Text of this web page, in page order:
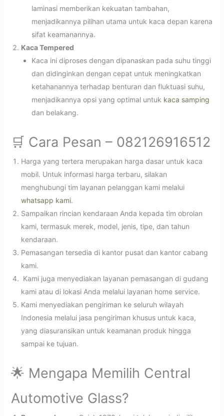
laminasi memberikan kekuatan tambahan,
menjadikannya pilihan utama untuk kaca depan karena
sifat keamanannya.
Kaca Tempered
Kaca ini diproses dengan dipanaskan pada suhu tinggi
dan didinginkan dengan cepat untuk meningkatkan
ketahanannya terhadap benturan dan fluktuasi suhu,
menjadikannya opsi yang optimal untuk kaca samping
dan belakang.
🛒 Cara Pesan – 082126916512
Harga yang tertera merupakan harga dasar untuk kaca
mobil. Untuk informasi harga terbaru, silakan
menghubungi tim layanan pelanggan kami melalui
whatsapp kami.
Sampaikan rincian kendaraan Anda kepada tim obrolan
kami, termasuk merek, model, jenis, tipe, dan tahun
kendaraan.
Pemasangan tersedia di kantor pusat dan kantor cabang
kami.
Kami juga menyediakan layanan pemasangan di gudang
kami atau di lokasi Anda melalui layanan home service.
Kami menyediakan pengiriman ke seluruh wilayah
Indonesia melalui jasa pengiriman khusus untuk kaca,
yang diasuransikan untuk keamanan produk hingga
sampai ke tujuan.
🌟 Mengapa Memilih Central
Automotive Glass?